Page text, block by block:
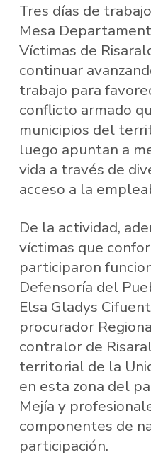
Tres días de
Mesa
Víctimas de
continuar
trabajo para
conflicto armado
municipios del
luego apuntan a
vida a través de
acceso a la
De la actividad,
víctimas que
participaron
Defensoría del
Elsa Gladys
procurador
contralor de
territorial de la
en esta zona del
Mejía y
componentes de
participación.